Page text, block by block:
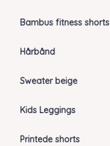
Bambus fitness shorts
Hårbånd
Sweater beige
Kids Leggings
Printede shorts